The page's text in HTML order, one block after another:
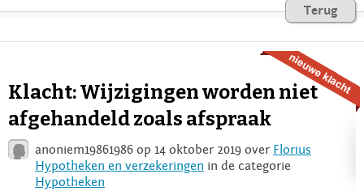
Consumentenrecht
Voor Bedrijven
Login
Terug
Klacht: Wijzigingen worden niet
afgehandeld zoals afspraak
anoniem19861986 op 14 oktober 2019 over Florius
Hypotheken en verzekeringen in de categorie
Hypotheken